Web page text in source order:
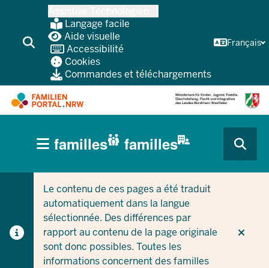
contenu
Langage facile
Aide visuelle
Accessibilité
Cookies
Commandes et téléchargements
Français
CURRENT SECTION POUR LES ENTREPRISES/
CURRENT SECTION POUR LES FAMILLES
HAUPTNAVIGATION
(BÜRGERBEREICH
familles familles
Le contenu de ces pages a été traduit
automatiquement dans la langue
sélectionnée. Des différences par
rapport au contenu de la page originale
sont donc possibles. Toutes les
informations concernent des familles